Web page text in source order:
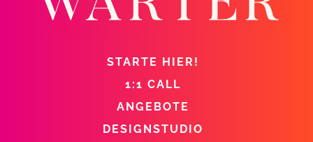
STARTE HIER!
1:1 CALL
ANGEBOTE
DESIGNSTUDIO